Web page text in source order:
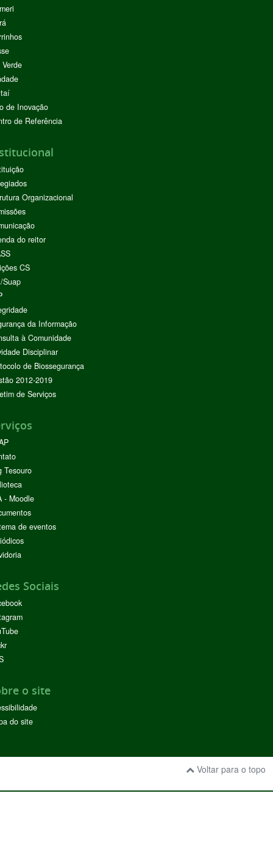
de Inovação
de Referência
Organizacional
do reitor
CS
Suap
da Informação
à Comunidade
Disciplinar
de Biossegurança
2012-2019
de Serviços
Tesouro
- Moodle
de eventos
Sociais
o site
do site
Voltar para o topo